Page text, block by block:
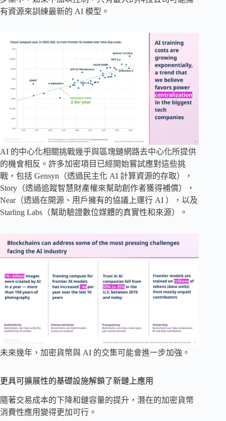
有資源來訓練最新的 AI 模型。
AI 的中心化相關挑戰幾乎與區塊鏈網路去中心化所提供
的機會相反。許多加密項目已經開始嘗試應對這些挑
戰，包括 Gensyn（透過民主化 AI 計算資源的存取），
Story（透過追蹤智慧財產權來幫助創作者獲得補償），
Near（透過在開源、用戶擁有的協議上運行 AI ），以及
Starling Labs（幫助驗證數位媒體的真實性和來源）。
未來幾年，加密貨幣與 AI 的交集可能會進一步加強。
更具可擴展性的基礎設施解鎖了新鏈上應用
隨著交易成本的下降和鏈容量的提升，潛在的加密貨幣
消費性應用變得更加可行。